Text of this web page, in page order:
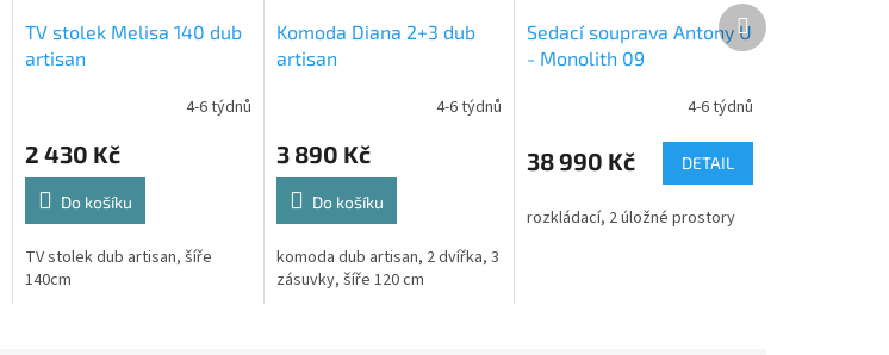
TV stolek Melisa 140 dub
artisan
4-6 týdnů
2 430 Kč
Do košíku
TV stolek dub artisan, šíře
140cm
Komoda Diana 2+3 dub
artisan
4-6 týdnů
3 890 Kč
Do košíku
komoda dub artisan, 2 dvířka, 3
zásuvky, šíře 120 cm
Sedací souprava Antony U
- Monolith 09
4-6 týdnů
38 990 Kč DETAIL
rozkládací, 2 úložné prostory
Další
produkt